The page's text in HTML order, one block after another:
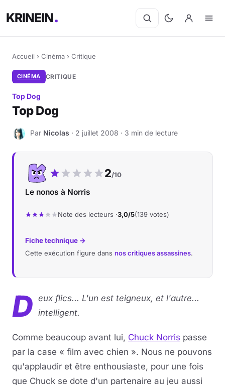
KRINEIN
Accueil › Cinéma › Critique
CINÉMA CRITIQUE
Top Dog
Top Dog
N Par Nicolas · 2 juillet 2008 · 3 min de lecture
Notre note :
2/10
Le nonos à Norris
Note des lecteurs ·3,0/5(139 votes)
Fiche technique →
Cette exécution figure dans nos critiques assassines.
D eux flics... L'un est teigneux, et l'autre...
intelligent.
Comme beaucoup avant lui, Chuck Norris passe
par la case « film avec chien ». Nous ne pouvons
qu'applaudir et être enthousiaste, pour une fois
que Chuck se dote d'un partenaire au jeu aussi